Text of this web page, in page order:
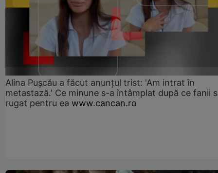
Alina Pușcău a făcut anunțul trist: 'Am intrat în
metastază.' Ce minune s-a întâmplat după ce fanii
rugat pentru ea www.cancan.ro